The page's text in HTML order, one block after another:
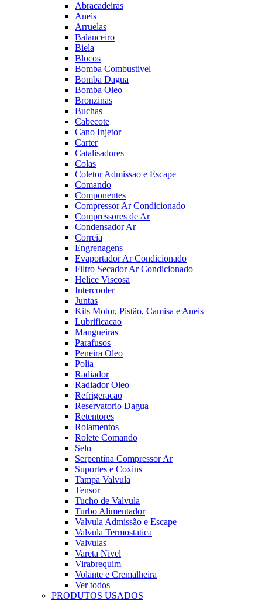
Abracadeiras
Aneis
Arruelas
Balanceiro
Biela
Blocos
Bomba Combustivel
Bomba Dagua
Bomba Oleo
Bronzinas
Buchas
Cabecote
Cano Injetor
Carter
Catalisadores
Colas
Coletor Admissao e Escape
Comando
Componentes
Compressor Ar Condicionado
Compressores de Ar
Condensador Ar
Correia
Engrenagens
Evaportador Ar Condicionado
Filtro Secador Ar Condicionado
Helice Viscosa
Intercooler
Juntas
Kits Motor, Pistão, Camisa e Aneis
Lubrificacao
Mangueiras
Parafusos
Peneira Oleo
Polia
Radiador
Radiador Oleo
Refrigeracao
Reservatorio Dagua
Retentores
Rolamentos
Rolete Comando
Selo
Serpentina Compressor Ar
Suportes e Coxins
Tampa Valvula
Tensor
Tucho de Valvula
Turbo Alimentador
Valvula Admissão e Escape
Valvula Termostatica
Valvulas
Vareta Nivel
Virabrequim
Volante e Cremalheira
Ver todos
PRODUTOS USADOS